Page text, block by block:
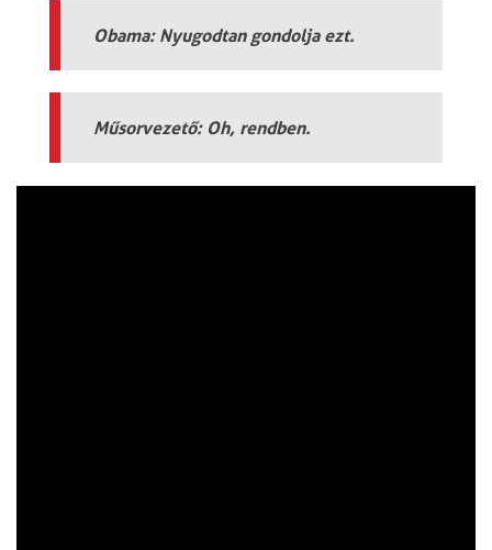
Obama: Nyugodtan gondolja ezt.
Műsorvezető: Oh, rendben.